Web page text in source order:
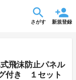
さがす 新規登録
飛沫防止パネル
付き １セット